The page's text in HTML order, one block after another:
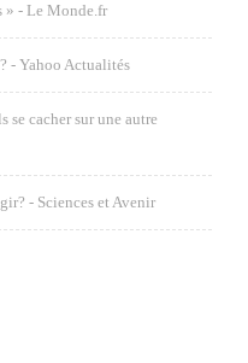
» - Le Monde.fr
- Yahoo Actualités
se cacher sur une autre
- Sciences et Avenir